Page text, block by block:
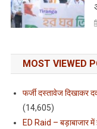
MOST VIEWED
फर्जी दस्तावेज दिखाकर
(14,605)
ED Raid – बड़ाबाजार में